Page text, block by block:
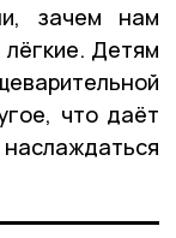
зачем нам
Детям
что даёт